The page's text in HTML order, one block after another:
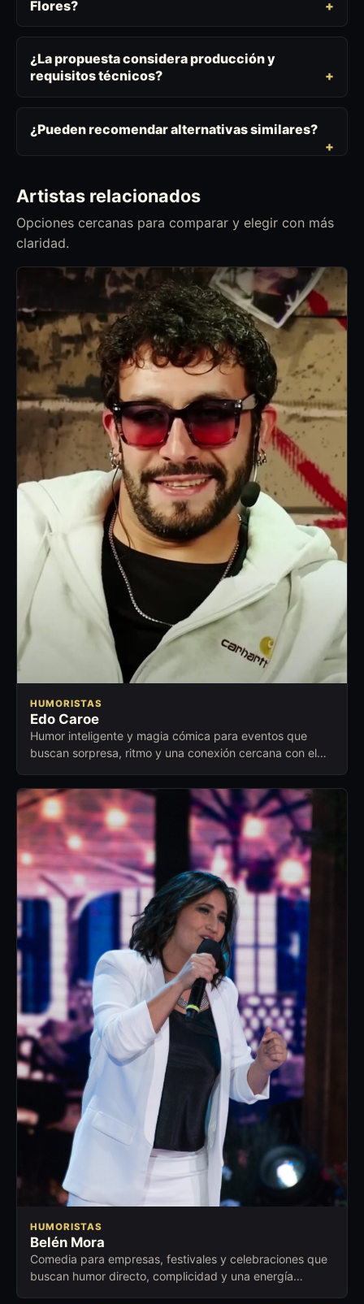
Flores?
¿La propuesta considera producción y
requisitos técnicos?
¿Pueden recomendar alternativas similares?
Artistas relacionados
Opciones cercanas para comparar y elegir con más
claridad.
HUMORISTAS
Edo Caroe
Humor inteligente y magia cómica para eventos que
buscan sorpresa, ritmo y una conexión cercana con el
HUMORISTAS
Belén Mora
Comedia para empresas, festivales y celebraciones que
buscan humor directo, complicidad y una energía